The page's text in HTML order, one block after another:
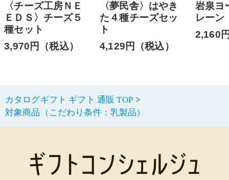
〈チーズ工房ＮＥ
ＥＤＳ〉チーズ５
種セット
3,970円（税込）
〈夢民舎〉はやき
た４種チーズセッ
ト
4,129円（税込）
岩泉ヨ
レー
2,160
カタログギフト ギフト 通販 TOP
対象商品（こだわり条件：乳製品）